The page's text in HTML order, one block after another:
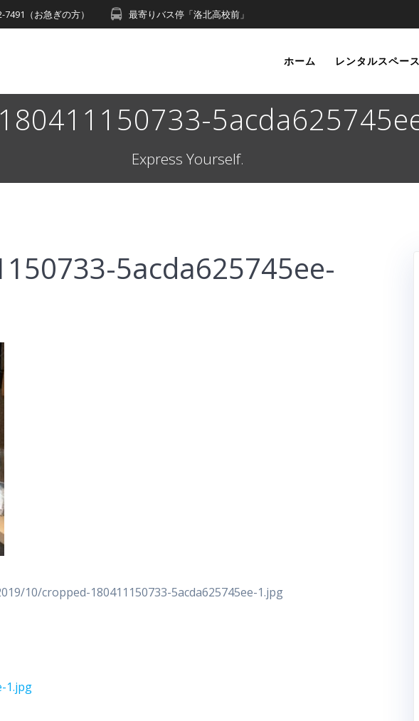
7491（お急ぎの方） 最寄りバス停「洛北高校前」
ホーム レンタルスペース
Express Yourself.
5acda625745ee-
10/cropped-180411150733-5acda625745ee-1.jpg
1.jpg